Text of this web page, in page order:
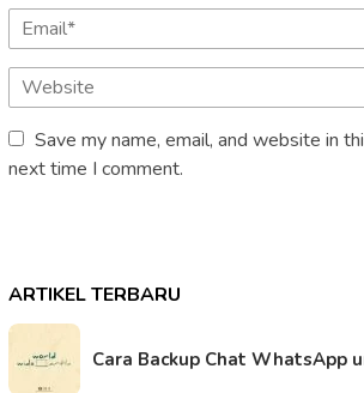
Save my name, email, and website in
next time I comment.
ARTIKEL TERBARU
Cara Backup Chat WhatsApp